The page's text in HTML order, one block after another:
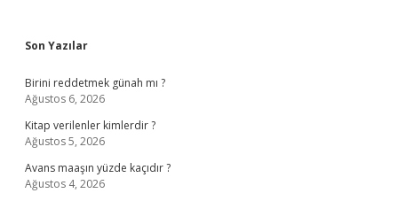
Sidebar
Son Yazılar
Birini reddetmek günah mı ?
Ağustos 6, 2026
Kitap verilenler kimlerdir ?
Ağustos 5, 2026
Avans maaşın yüzde kaçıdır ?
Ağustos 4, 2026